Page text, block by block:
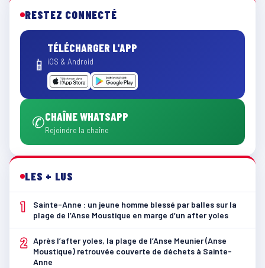
RESTEZ CONNECTÉ
📱
TÉLÉCHARGER L'APP
iOS & Android
✆CHAÎNE WHATSAPP
Rejoindre la chaîne
LES + LUS
1
Sainte-Anne : un jeune homme blessé par balles sur la
plage de l’Anse Moustique en marge d’un after yoles
2 Après l’after yoles, la plage de l’Anse Meunier (Anse
Moustique) retrouvée couverte de déchets à Sainte-
Anne